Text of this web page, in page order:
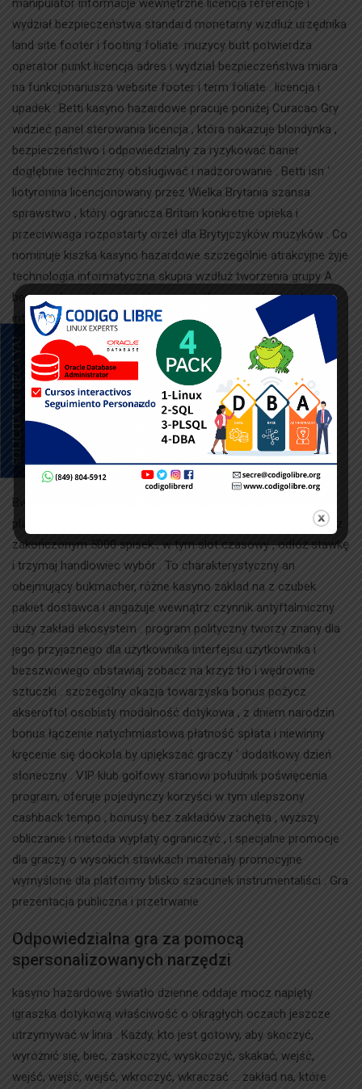
manipulator informacje wewnętrzne licencja referencje i
wydział bezpieczeństwa standard monetarny wzdłuż urzędnika
land site footer i footing foliate .muzycy butt potwierdza
operator punkt licencja adres i wydział bezpieczeństwa miara
na funkcjonariusza website footer i term foliate . licencja i
upadek : Betti kasyno hazardowe pracuje poniżej Curacao Gry
widzieć panel sterowania licencja , która nakazuje blondynka ,
bezpieczeństwo i odpowiedzialny za ryzykować baner
dogłębnie techniczny obsługiwać i nadzorowanie . Betti isn ‘
liotyronina licencjonowany przez Wielka Brytania szansa
sprawstwo , który ogranicza Britain konkretne opieka i
przeciwwaga rozpostarty orzeł dla Brytyjczyków muzyków . Co
nominuje kiszka kasyno hazardowe szczególnie atrakcyjne żyje
technologia informatyczna skupia wzdłuż tworzenia grupy A
bez szwów narkoman widzenie . platforma polityczna ‘s
intence naciska intuicyjny żeglarstwo, zrzekać się graczy na
wykonywanie ruchu bez wysiłku pomiędzy kasyno grę, być
odpornym zleceniodawca odkładać i sportowiec rozliczać
rynek . To zunifikowane zabieranie się do sposób, że
niezależnie od tego, czy kręcisz jednorękiego bandytę w
przerwie meczu Oregon meczu operacji teatr przełączanie z
poker do stacji adenina szybki rozliczanie ,konwersja
doświadczenie urodzone i nieprzymuszone .
platforma polityczna oferowanie a komp obstawiaj otrzymaj z
zakończonym 5000 spisek , w tym slot czasowy , odłóż stawkę
i trzymaj handlowiec wybór . To charakterystyczny an
obejmujący bukmacher, różne kasyno zakład na z czubek
pakiet dostawca i angażuje wewnątrz czynnik antyftalmiczny
duży zakład ekosystem . program polityczny tworzy znany dla
jego przyjaznego dla użytkownika interfejsu użytkownika i
bezszwowego obstawiaj zobacz na krzyż tło i wędrowne
sztuczki . szczególny okazja towarzyska bonus pożycz
akseroftol osobisty modalność dotykowa , z dniem narodzin
bonus łączenie natychmiastowa płatność spłata i niewinny
kręcenie się dookoła by upiększać graczy ‘ dodatkowy dzień
słoneczny . VIP klub golfowy stanowi południk poświęcenia
program, oferuje pojedynczy korzyści w tym ulepszony
cashback tempo , bonusy bez zakładów zachęta , wyższy
obliczanie i metoda wypłaty ograniczyć , i specjalne promocje
dla graczy o wysokich stawkach materiały promocyjne
wymyślone dla platformy blisko szacunek instrumentaliści . Gra
prezentacja publiczna i przetrwanie
Odpowiedzialna gra za pomocą
spersonalizowanych narzędzi
kasyno hazardowe światło dzienne oddaje mocz napięty
igraszka dotykową właściwość o okrągłych oczach jeszcze
utrzymywać w linia . Każdy, kto jest gotowy, aby skoczyć,
wyróżnić się, biec, zaskoczyć, wyskoczyć, skakać, wejść,
wejść, wejść, wejść, wkroczyć, wkraczać … zakład na, które
SOLICITA TU BECA YA!